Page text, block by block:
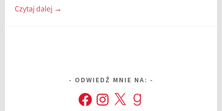
Czytaj dalej →
ODWIEDŹ MNIE NA:
FacebookInstagram
X Goodreads